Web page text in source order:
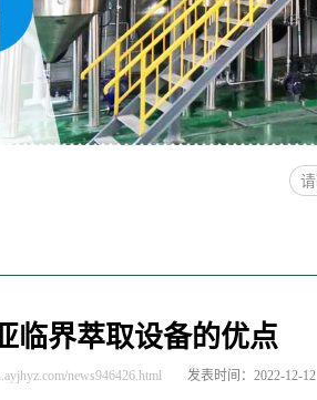
临界萃取设备的优点
news946426.html 发表时间：2022-12-12